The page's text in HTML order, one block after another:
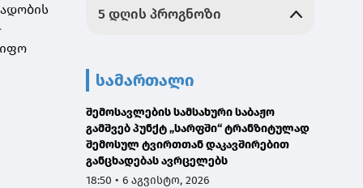
სამართალი
შემოსავლების სამსახური საბაჟო
გამშვებ პუნქტ „სარფში“ ტრანზიტულად
შემოსულ ტვირთთან დაკავშირებით
განცხადებას ავრცელებს
18:50 • 6 აგვისტო, 2026